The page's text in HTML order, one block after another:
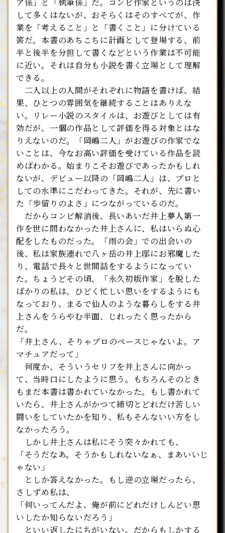
して多くはないが、おそらくはそのすべてが、作
業を「考えること」と「書くこと」に分けている
筈だ。本書のあちこちに計画として登場する、前
半と後半を分担して書くなどという作業は不可能
に近い。それは自分も小説を書く立場として理解
できる。
二人以上の人間がそれぞれに物語を書けば、結
果、ひとつの雰囲気を継続することはありえな
い。リレー小説のスタイルは、お遊びとしては有
効だが、一個の作品として評価を得る対象とはな
りえないのだ。「岡嶋二人」がお遊びの作家でな
いことは、今なお高い評価を受けている作品を読
めばわかる。始まりこそお遊びであったかもしれ
ないが、デビュー以降の「岡嶋二人」は、プロと
しての水準にこだわってきた。それが、先に書い
た「歩留りのよさ」につながっているのだ。
だからコンビ解消後、長いあいだ井上夢人第一
作を世に問わなかった井上さんに、私はいらぬ心
配をしたものだった。「雨の会」での出会いの
後、私は家族連れで八ヶ岳の井上邸にお邪魔した
り、電話で長々と世間話をするようになってい
た。ちょうどその頃、「永久初版作家」を脱した
ばかりの私は、ひどく忙しい思いをするようにも
なっており、まるで仙人のような暮らしをする井
上さんをうらやむ半面、じれったく思ったから
だ。
「井上さん、そりゃプロのペースじゃないよ。ア
マチュアだって」
何度か、そういうセリフを井上さんに向かっ
て、当時口にしたように思う。もちろんそのとき
もまだ本書は書かれていなかった。もし書かれて
いたら、井上さんがかつて締切とどれだけ苦しい
闘いをしていたかを知り、私もそんないい方をし
なかったろう。
しかし井上さんは私にそう突々かれても、
「そうだなあ。そうかもしれないなぁ、まあいいじ
ゃない」
としか答えなかった。もし逆の立場だったら、
さしずめ私は、
「何いってんだよ、俺が前にどれだけしんどい思
いしたか知らないだろう」
といい返したにちがいない。だからもしかする